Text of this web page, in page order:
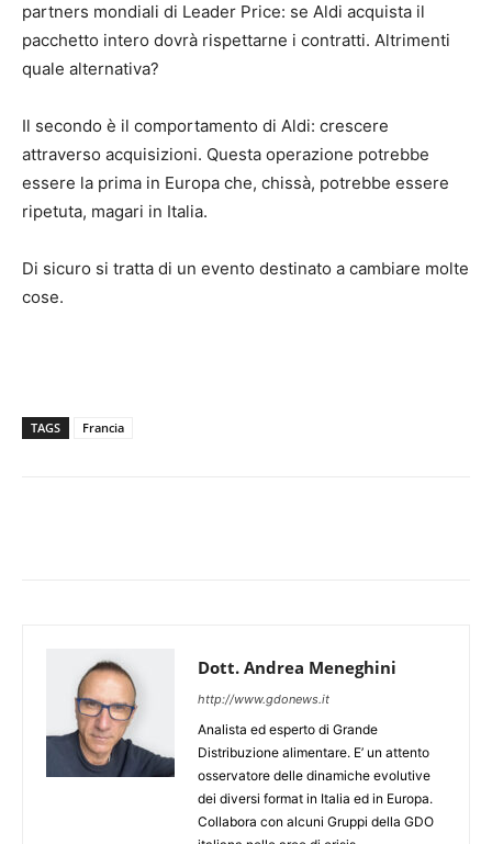
partners mondiali di Leader Price: se Aldi acquista il
pacchetto intero dovrà rispettarne i contratti. Altrimenti
quale alternativa?
Il secondo è il comportamento di Aldi: crescere
attraverso acquisizioni. Questa operazione potrebbe
essere la prima in Europa che, chissà, potrebbe essere
ripetuta, magari in Italia.
Di sicuro si tratta di un evento destinato a cambiare molte
cose.
TAGS Francia
Dott. Andrea Meneghini
http://www.gdonews.it
Analista ed esperto di Grande
Distribuzione alimentare. E’ un attento
osservatore delle dinamiche evolutive
dei diversi format in Italia ed in Europa.
Collabora con alcuni Gruppi della GDO